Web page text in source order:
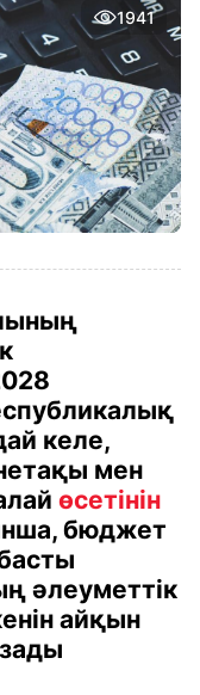
1941
келе,
мен
өсетінін
бюджет
әлеуметтік
айқын